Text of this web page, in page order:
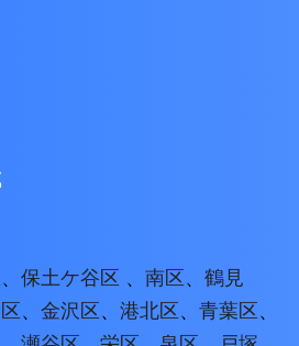
、 保土ケ谷区 、 南区、 鶴見
、 金沢区、 港北区、 青葉区、